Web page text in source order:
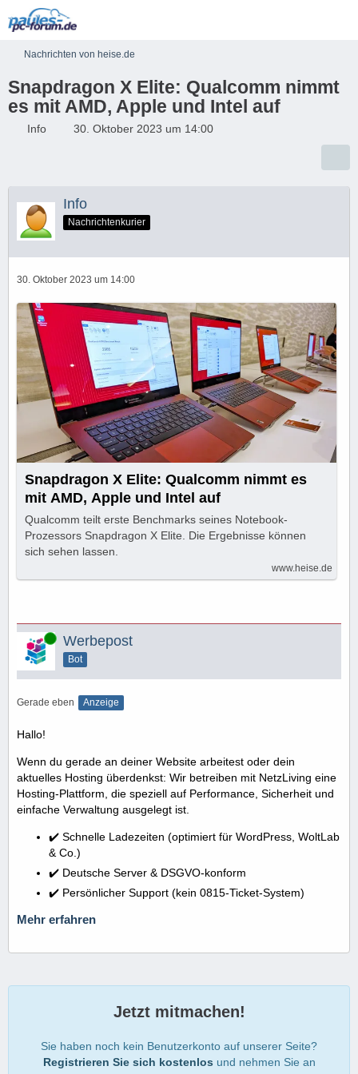
Nachrichten von heise.de
Snapdragon X Elite: Qualcomm nimmt
es mit AMD, Apple und Intel auf
Info 30. Oktober 2023 um 14:00
Info
Nachrichtenkurier
30. Oktober 2023 um 14:00
Snapdragon X Elite: Qualcomm nimmt es
mit AMD, Apple und Intel auf
Qualcomm teilt erste Benchmarks seines Notebook-
Prozessors Snapdragon X Elite. Die Ergebnisse können
sich sehen lassen.
www.heise.de
Online Werbepost
Bot
Gerade eben Anzeige
Hallo!
Wenn du gerade an deiner Website arbeitest oder dein
aktuelles Hosting überdenkst: Wir betreiben mit NetzLiving eine
Hosting-Plattform, die speziell auf Performance, Sicherheit und
einfache Verwaltung ausgelegt ist.
✔️ Schnelle Ladezeiten (optimiert für WordPress, WoltLab
& Co.)
✔️ Deutsche Server & DSGVO-konform
✔️ Persönlicher Support (kein 0815-Ticket-System)
Mehr erfahren
Jetzt mitmachen!
Sie haben noch kein Benutzerkonto auf unserer Seite?
Registrieren Sie sich kostenlos und nehmen Sie an